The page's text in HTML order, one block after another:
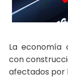
La economía
con
afectados por